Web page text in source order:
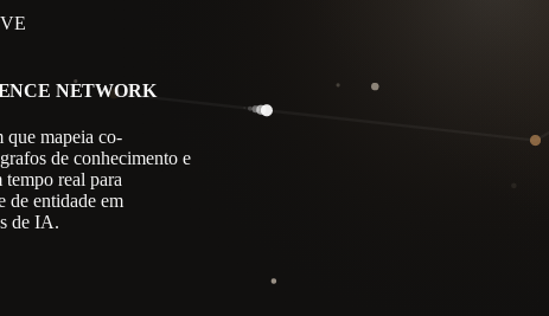
NETWORK
que mapeia co-
de conhecimento e
tempo real para
de entidade em
de IA.